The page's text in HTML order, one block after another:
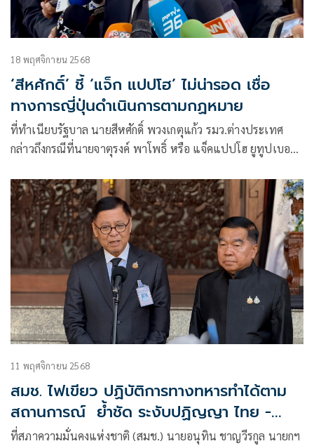
18 พฤศจิกายน 2568
‘สีหศักดิ์’ ชี้ ‘แจ็ก แปปโฮ’ ไม่น่ารอด เชื่อ
ทางการญี่ปุ่นดำเนินการตามกฏหมาย
ที่ทำเนียบรัฐบาล นายสีหศักดิ์ พวงเกตุแก้ว รมว.ต่างประเทศ
กล่าวถึงกรณีที่นายจาตุรงค์ พาโพธิ์ หรือ แจ็คแปปโฮ ยูทูปเบอร์
11 พฤศจิกายน 2568
สมช. ไฟเขียว ปฏิบัติการทางทหารทำได้ตาม
สถานการณ์ ย้ำชัด ระงับปฏิญญา ไทย -
กัมพูชา ยุติส่งเชลยศึก
ที่สภาความมั่นคงแห่งชาติ (สมช.) นายอนุทิน ชาญวีรกูล นายกฯ